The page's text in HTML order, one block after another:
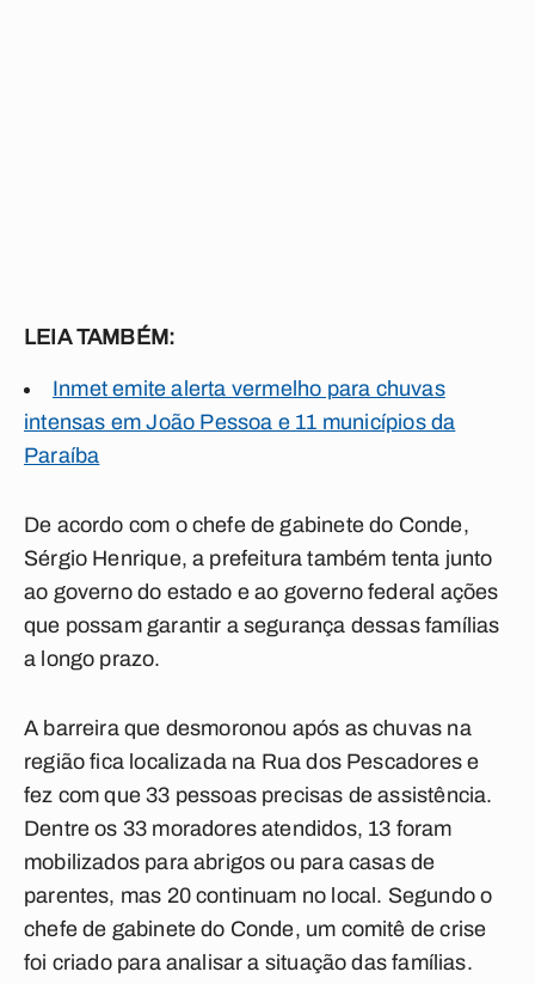
LEIA TAMBÉM:
Inmet emite alerta vermelho para chuvas
intensas em João Pessoa e 11 municípios da
Paraíba
De acordo com o chefe de gabinete do Conde,
Sérgio Henrique, a prefeitura também tenta junto
ao governo do estado e ao governo federal ações
que possam garantir a segurança dessas famílias
a longo prazo.
A barreira que desmoronou após as chuvas na
região fica localizada na Rua dos Pescadores e
fez com que 33 pessoas precisas de assistência.
Dentre os 33 moradores atendidos, 13 foram
mobilizados para abrigos ou para casas de
parentes, mas 20 continuam no local. Segundo o
chefe de gabinete do Conde, um comitê de crise
foi criado para analisar a situação das famílias.